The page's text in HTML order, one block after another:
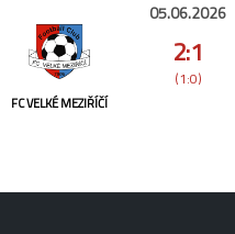
FC VELKÉ MEZIŘÍČÍ
05.06.2026
2:1
(1:0)